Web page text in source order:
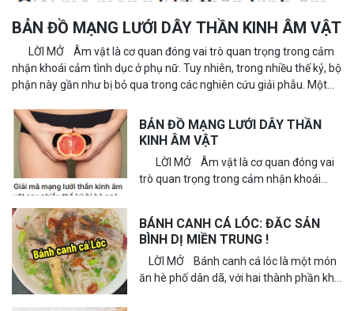
BẢN ĐỒ MẠNG LƯỚI DÂY THẦN KINH ÂM VẬT
LỜI MỞ Âm vật là cơ quan đóng vai trò quan trọng trong cảm
nhận khoái cảm tình dục ở phụ nữ. Tuy nhiên, trong nhiều thế kỷ, bộ
phận này gần như bị bỏ qua trong các nghiên cứu giải phẫu. Một
BẢN ĐỒ MẠNG LƯỚI DÂY THẦN
KINH ÂM VẬT
LỜI MỞ Âm vật là cơ quan đóng vai
trò quan trọng trong cảm nhận khoái
BÁNH CANH CÁ LÓC: ĐĂC SẢN
BÌNH DỊ MIỀN TRUNG !
LỜI MỞ Bánh canh cá lóc là một món
ăn hè phố dân dã, với hai thành phần khá